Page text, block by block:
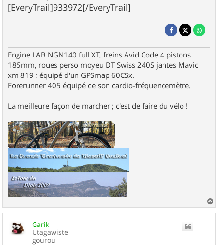
[EveryTrail]933972[/EveryTrail]
Engine LAB NGN140 full XT, freins Avid Code 4 pistons
185mm, roues perso moyeu DT Swiss 240S jantes Mavic
xm 819 ; équipé d'un GPSmap 60CSx.
Forerunner 405 équipé de son cardio-fréquencemètre.
La meilleure façon de marcher ; c'est de faire du vélo !
a
u
Garik
Utagawiste
gourou